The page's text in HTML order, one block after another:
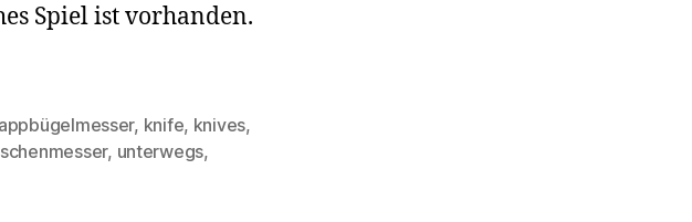
Spiel ist vorhanden.
, knife, knives,
, unterwegs,